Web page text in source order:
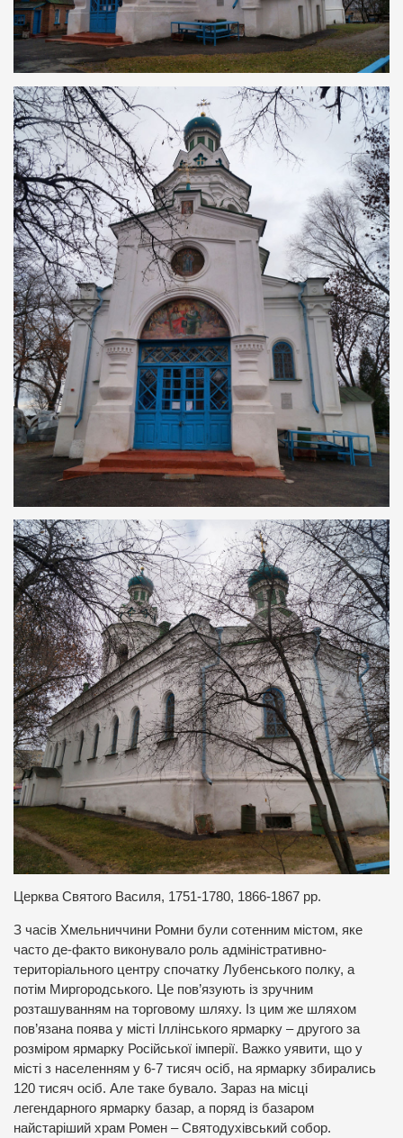
Церква Святого Василя, 1751-1780, 1866-1867 рр.
З часів Хмельниччини Ромни були сотенним містом, яке
часто де-факто виконувало роль адміністративно-
територіального центру спочатку Лубенського полку, а
потім Миргородського. Це пов’язують із зручним
розташуванням на торговому шляху. Із цим же шляхом
пов’язана поява у місті Іллінського ярмарку – другого за
розміром ярмарку Російської імперії. Важко уявити, що у
місті з населенням у 6-7 тисяч осіб, на ярмарку збирались
120 тисяч осіб. Але таке бувало. Зараз на місці
легендарного ярмарку базар, а поряд із базаром
найстаріший храм Ромен – Святодухівський собор.